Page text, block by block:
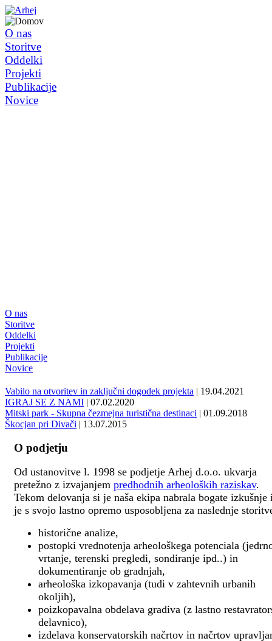
O nas
Storitve
Oddelki
Projekti
Publikacije
Novice
O nas
Storitve
Oddelki
Projekti
Publikacije
Novice
Vabilo na otvoritev in zaključni dogodek projekta | 19.04.2021
IGRAJ SE Z NAMI | 07.02.2020
Mitski park - Skupna čezmejna turistična destinaci | 01.09.2018
Škocjan pri Divači | 13.07.2015
O podjetju
Od ustanovitve l. 1998 se podjetje Arhej d.o.o. ukvarja
pretežno z izvajanjem predhodnih arheoloških raziskav.
Tekom delovanja si je naša ekipa nabrala bogate izkušnje
je s svojo lastno opremo usposobljena za naslednje
historične analize,
postopki vrednotenja arheološkega potenciala
vrtanje, terenski pregledi, sondiranje ipd..) in
dokumentiranje ob gradnjah,
arheološka izkopavanja (tudi v zahtevnih urbanih
okoljih),
poizkopavalna obdelava gradiva (z lastno
delavnico),
izdelava konservatorskih načrtov in načrtov